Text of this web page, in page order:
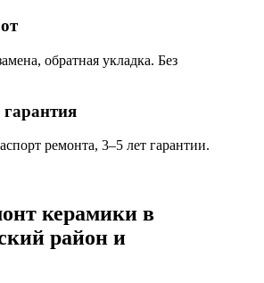
обратная укладка. Без
ремонта, 3–5 лет гарантии.
керамики в
район и